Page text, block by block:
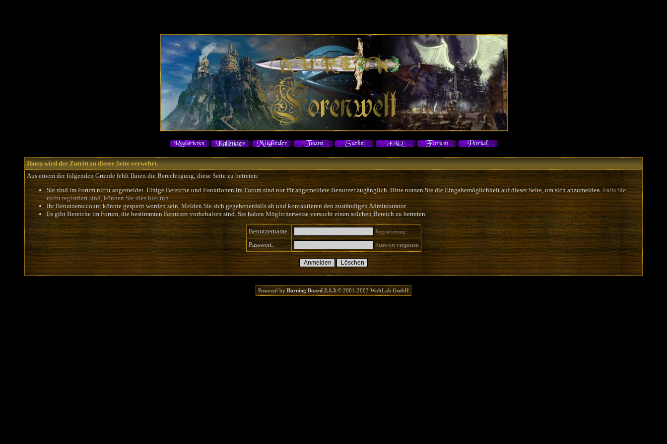
Ihnen wird der Zutritt zu dieser Seite verwehrt.
Aus einem der folgenden Gründe fehlt Ihnen die Berechtigung, diese Seite zu betreten:
Sie sind im Forum nicht angemeldet. Einige Bereiche und Funktionen im Forum sind nur für angemeldete Benutzer zugänglich. Bitte nutzen Sie die Eingabemöglichkeit auf dieser Seite, um sich anzumelden.Falls Sie
nicht registriert sind, können Sie dies hier tun.
Ihr Benutzeraccount könnte gesperrt worden sein. Melden Sie sich gegebenenfalls ab und kontaktieren den zuständigen Administrator.
Es gibt Bereiche im Forum, die bestimmten Benutzer vorbehalten sind. Sie haben Möglicherweise versucht einen solchen Bereich zu betreten.
Benutzername: Registrierung
Passwort: Passwort vergessen
Powered byBurning Board 2.1.3© 2001-2003WoltLab GmbH